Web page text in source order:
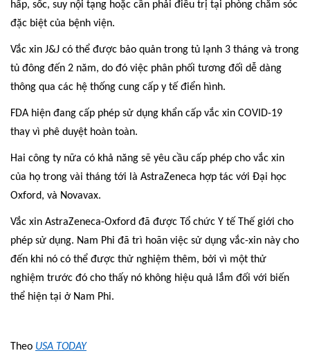
hấp, sốc, suy nội tạng hoặc cần phải điều trị tại phòng chăm sóc
đặc biệt của bệnh viện.
Vắc xin J&J có thể được bảo quản trong tủ lạnh 3 tháng và trong
tủ đông đến 2 năm, do đó việc phân phối tương đối dễ dàng
thông qua các hệ thống cung cấp y tế điển hình.
FDA hiện đang cấp phép sử dụng khẩn cấp vắc xin COVID-19
thay vì phê duyệt hoàn toàn.
Hai công ty nữa có khả năng sẽ yêu cầu cấp phép cho vắc xin
của họ trong vài tháng tới là AstraZeneca hợp tác với Đại học
Oxford, và Novavax.
Vắc xin AstraZeneca-Oxford đã được Tổ chức Y tế Thế giới cho
phép sử dụng. Nam Phi đã trì hoãn việc sử dụng vắc-xin này cho
đến khi nó có thể được thử nghiệm thêm, bởi vì một thử
nghiệm trước đó cho thấy nó không hiệu quả lắm đối với biến
thể hiện tại ở Nam Phi.
Theo USA TODAY